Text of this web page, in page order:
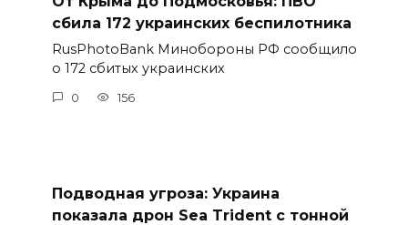
сбила 172 украинских беспилотника
RusPhotoBank Минобороны РФ сообщило
о 172 сбитых украинских
0 156
Подводная угроза: Украина
показала дрон Sea Trident с тонной